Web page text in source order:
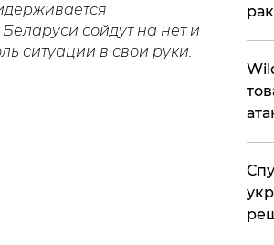
сойдут на нет и
ситуации в свои руки.